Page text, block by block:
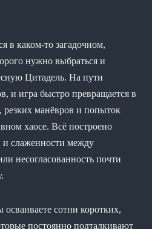
в каком-то загадочном,
нужно выбраться и
Цитадель. На пути
и игра быстро превращается в
резких манёвров и попыток
хаосе. Всё построено
и слаженности между
несогласованность почти
сотни коротких,
постоянно подталкивают